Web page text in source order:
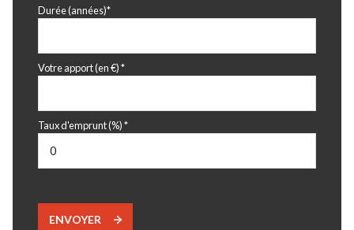
Durée (années)*
Votre apport (en €) *
Taux d'emprunt (%) *
ENVOYER